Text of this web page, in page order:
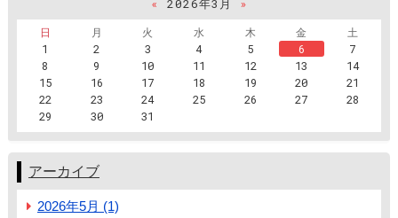
« 2026年3月
»
日
月 火 水 木 金
土
1
2 3 4 5 6
7
8
9 10 11 12 13
14
15
16 17 18 19 20
21
22
23 24 25 26 27
28
29
30 31
アーカイブ
2026年5月 (1)